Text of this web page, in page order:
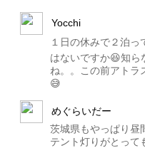
Yocchi
１日の休みで２泊っ
はないですか😆知ら
ね。。この前アトラ
😅
めぐらいだー
茨城県もやっぱり昼
テント灯りがとって